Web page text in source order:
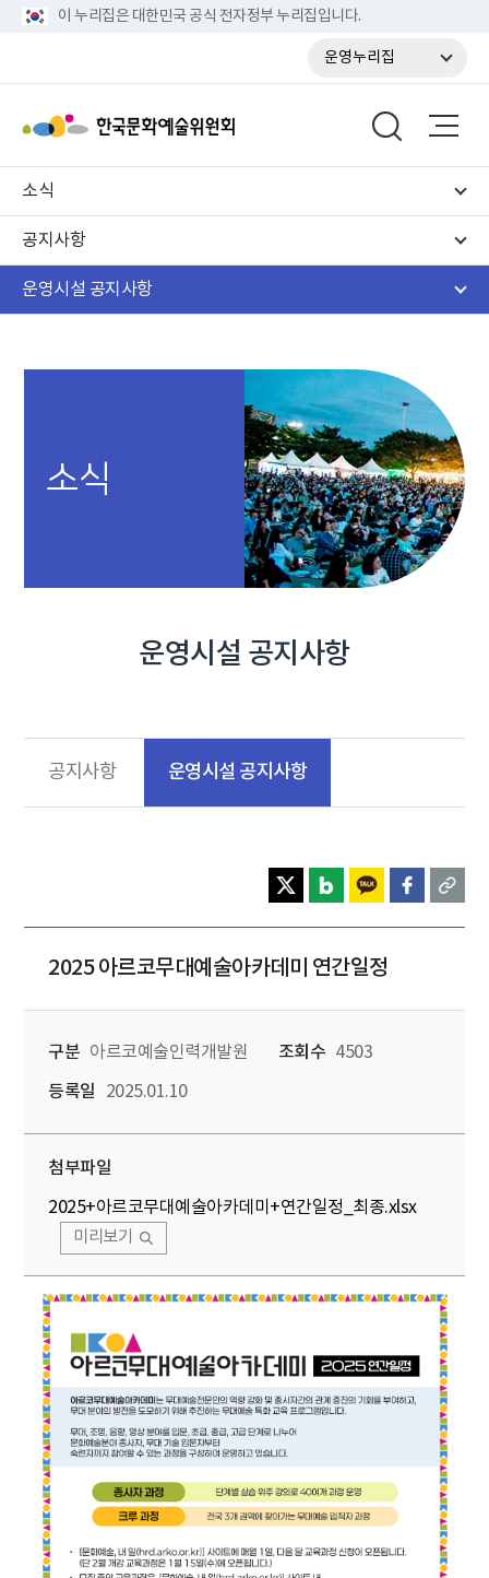
이 누리집은 대한민국 공식 전자정부 누리집입니다.
운영누리집
소식
공지사항
운영시설 공지사항
소식
운영시설 공지사항
공지사항 운영시설 공지사항
2025 아르코무대예술아카데미 연간일정
구분 아르코예술인력개발원 조회수 4503
등록일
2025.01.10
첨부파일
2025+아르코무대예술아카데미+연간일정_최종.xlsx
미리보기